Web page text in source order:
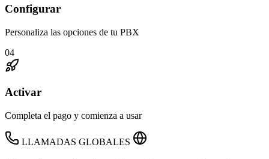
Configurar
Personaliza las opciones de tu PBX
04
Activar
Completa el pago y comienza a usar
LLAMADAS GLOBALES